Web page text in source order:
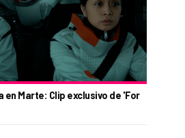
Marte: Clip exclusivo de 'For